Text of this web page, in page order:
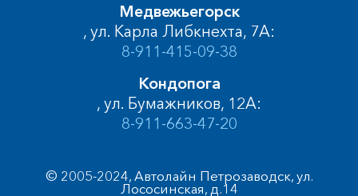
Медвежьегорск
, ул. Карла Либкнехта, 7А:
8-911-415-09-38
Кондопога
, ул. Бумажников, 12А:
8-911-663-47-20
© 2005-2024, Автолайн Петрозаводск, ул.
Лососинская, д.14